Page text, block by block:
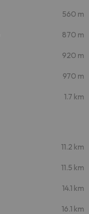
560 m
870 m
920 m
970 m
1.7 km
11.2 km
11.5 km
14.1 km
16.1 km